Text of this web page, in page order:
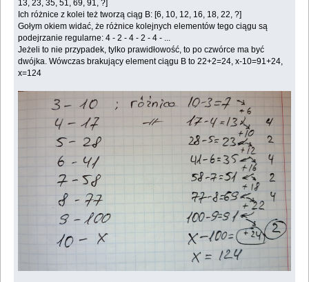
13, 23, 35, 51, 69, 91, ?]
Ich różnice z kolei też tworzą ciąg B: [6, 10, 12, 16, 18, 22, ?]
Gołym okiem widać, że różnice kolejnych elementów tego ciągu są
podejrzanie regularne: 4 - 2 - 4 - 2 - 4 - ...
Jeżeli to nie przypadek, tylko prawidłowość, to po czwórce ma być
dwójka. Wówczas brakujący element ciągu B to 22+2=24, x-10=91+24,
x=124